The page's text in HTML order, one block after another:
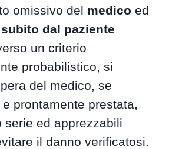
omissivo del medico ed
dal paziente
un criterio
probabilistico, si
del medico, se
prontamente prestata,
serie ed apprezzabili
il danno verificatosi.